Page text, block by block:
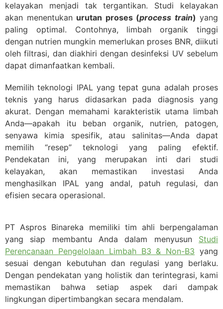
kelayakan menjadi tak tergantikan. Studi kelayakan
akan menentukan urutan proses (process train) yang
paling optimal. Contohnya, limbah organik tinggi
dengan nutrien mungkin memerlukan proses BNR, diikuti
oleh filtrasi, dan diakhiri dengan desinfeksi UV sebelum
dapat dimanfaatkan kembali.
Memilih teknologi IPAL yang tepat guna adalah proses
teknis yang harus didasarkan pada diagnosis yang
akurat. Dengan memahami karakteristik utama limbah
Anda—apakah itu beban organik, nutrien, patogen,
senyawa kimia spesifik, atau salinitas—Anda dapat
memilih “resep” teknologi yang paling efektif.
Pendekatan ini, yang merupakan inti dari studi
kelayakan, akan memastikan investasi Anda
menghasilkan IPAL yang andal, patuh regulasi, dan
efisien secara operasional.
PT Aspros Binareka memiliki tim ahli berpengalaman
yang siap membantu Anda dalam menyusun Studi
Perencanaan Pengelolaan Limbah B3 & Non-B3 yang
sesuai dengan kebutuhan dan regulasi yang berlaku.
Dengan pendekatan yang holistik dan terintegrasi, kami
memastikan bahwa setiap aspek dari dampak
lingkungan dipertimbangkan secara mendalam.